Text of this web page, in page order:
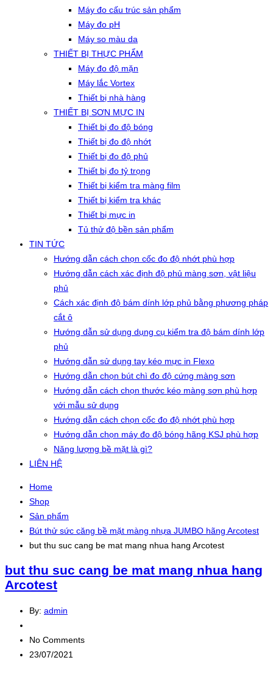
Máy đo cấu trúc sản phẩm
Máy đo pH
Máy so màu da
THIẾT BỊ THỰC PHẨM
Máy đo độ mặn
Máy lắc Vortex
Thiết bị nhà hàng
THIẾT BỊ SƠN MỰC IN
Thiết bị đo độ bóng
Thiết bị đo độ nhớt
Thiết bị đo độ phủ
Thiết bị đo tỷ trọng
Thiết bị kiểm tra màng film
Thiết bị kiểm tra khác
Thiết bị mực in
Tủ thử độ bền sản phẩm
TIN TỨC
Hướng dẫn cách chọn cốc đo độ nhớt phù hợp
Hướng dẫn cách xác định độ phủ màng sơn, vật liệu
phủ
Cách xác định độ bám dính lớp phủ bằng phương pháp
cắt ô
Hướng dẫn sử dụng dụng cụ kiểm tra độ bám dính lớp
phủ
Hướng dẫn sử dụng tay kéo mực in Flexo
Hướng dẫn chọn bút chì đo độ cứng màng sơn
Hướng dẫn cách chọn thước kéo màng sơn phù hợp
với mẫu sử dụng
Hướng dẫn cách chọn cốc đo độ nhớt phù hợp
Hướng dẫn chọn máy đo độ bóng hãng KSJ phù hợp
Năng lượng bề mặt là gì?
LIÊN HỆ
Home
Shop
Sản phẩm
Bút thử sức căng bề mặt màng nhựa JUMBO hãng Arcotest
but thu suc cang be mat mang nhua hang Arcotest
but thu suc cang be mat mang nhua hang
Arcotest
By: admin
No Comments
23/07/2021